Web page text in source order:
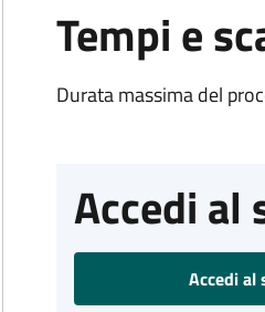
Tempi e
Durata massima del
Accedi al
Accedi al